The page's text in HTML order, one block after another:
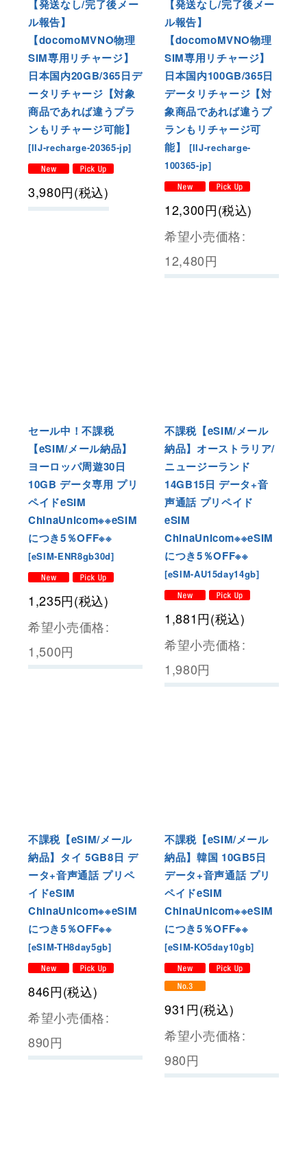
【発送なし/完了後メー
ル報告】
【docomoMVNO物理
SIM専用リチャージ】
日本国内20GB/365日デ
ータリチャージ【対象
商品であれば違うプラ
ンもリチャージ可能】
[IIJ-recharge-20365-jp]
3,980円(税込)
【発送なし/完了後メー
ル報告】
【docomoMVNO物理
SIM専用リチャージ】
日本国内100GB/365日
データリチャージ【対
象商品であれば違うプ
ランもリチャージ可
能】
[IIJ-recharge-
100365-jp]
12,300円(税込)
希望小売価格:
12,480円
セール中！不課税
【eSIM/メール納品】
ヨーロッパ周遊30日
10GB データ専用 プリ
ペイドeSIM
ChinaUnicom※※eSIM
につき5％OFF※※
[eSIM-ENR8gb30d]
1,235円(税込)
希望小売価格:
1,500円
不課税【eSIM/メール
納品】オーストラリア/
ニュージーランド
14GB15日 データ+音
声通話 プリペイド
eSIM
ChinaUnicom※※eSIM
につき5％OFF※※
[eSIM-AU15day14gb]
1,881円(税込)
希望小売価格:
1,980円
不課税【eSIM/メール
納品】タイ 5GB8日 デ
ータ+音声通話 プリペ
イドeSIM
ChinaUnicom※※eSIM
につき5％OFF※※
[eSIM-TH8day5gb]
846円(税込)
希望小売価格:
890円
不課税【eSIM/メール
納品】韓国 10GB5日
データ+音声通話 プリ
ペイドeSIM
ChinaUnicom※※eSIM
につき5％OFF※※
[eSIM-KO5day10gb]
931円(税込)
希望小売価格:
980円